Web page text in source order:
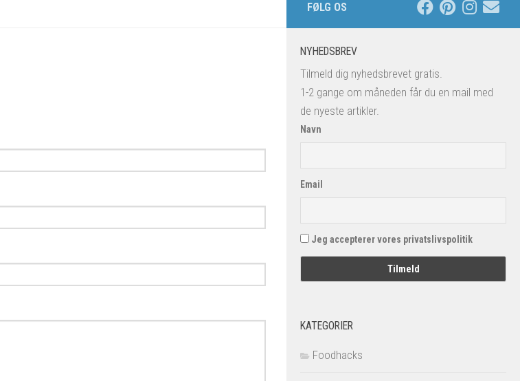
FØLG OS
NYHEDSBREV
Tilmeld dig nyhedsbrevet gratis.
1-2 gange om måneden får du en mail med
de nyeste artikler.
Navn
Email
Jeg accepterer vores privatslivspolitik
KATEGORIER
Foodhacks